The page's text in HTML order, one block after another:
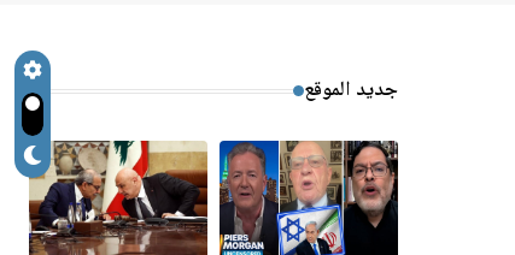
جديد الموقع